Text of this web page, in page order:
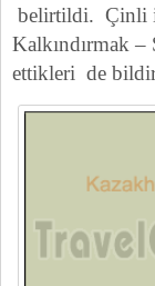
belirtildi. Çinli
Kalkındırmak –
ettikleri de